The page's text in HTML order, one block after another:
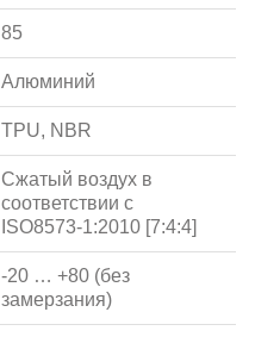
85
Алюминий
TPU, NBR
Сжатый воздух в
соответствии с
ISO8573-1:2010 [7:4:4]
-20 … +80 (без
замерзания)